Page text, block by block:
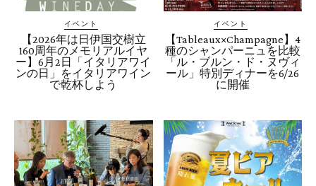
イベント
【2026年は日伊国交樹立
160周年のメモリアルイヤ
ー】6月2日「イタリアワイ
ンの日」をイタリアワイン
で乾杯しよう
イベント
【Tableaux×Champagne】4
種のシャンパーニュを比較
「ル・ブルン・ド・ヌヴィ
ール」特別ディナーを6/26
に開催